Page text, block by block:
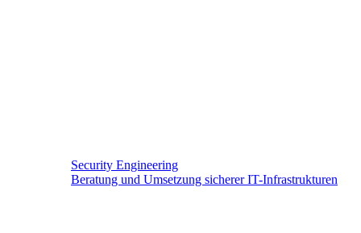
Security Engineering
Beratung und Umsetzung sicherer IT-Infrastrukturen